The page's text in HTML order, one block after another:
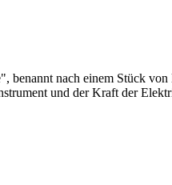
nach einem Stück
und der Kraft der